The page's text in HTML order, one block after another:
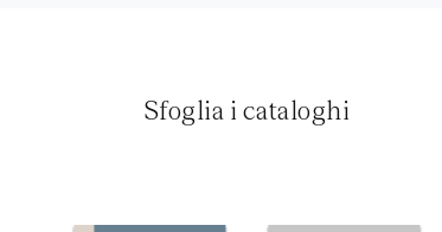
Sfoglia i cataloghi